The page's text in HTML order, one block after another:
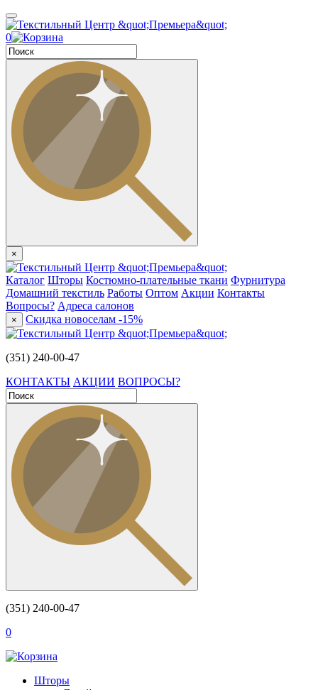
0
×
Каталог Шторы Костюмно-плательные ткани Фурнитура
Домашний текстиль Работы Оптом Акции Контакты
Вопросы? Адреса салонов
× Скидка новоселам -15%
(351) 240-00-47
КОНТАКТЫ АКЦИИ ВОПРОСЫ?
(351) 240-00-47
0
Шторы